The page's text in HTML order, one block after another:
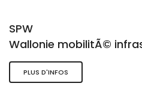
SPW
Wallonie mobilitÃ©
PLUS D'INFOS